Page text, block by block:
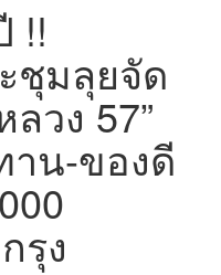
!!
ชุมลุยจัด
วง 57”
น-ของดี
รุง